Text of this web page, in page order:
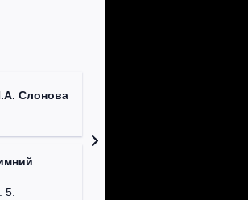
Слонова
5.